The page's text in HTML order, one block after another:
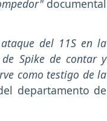
documental
del 11S en la
Spike de contar y
como testigo de la
departamento de